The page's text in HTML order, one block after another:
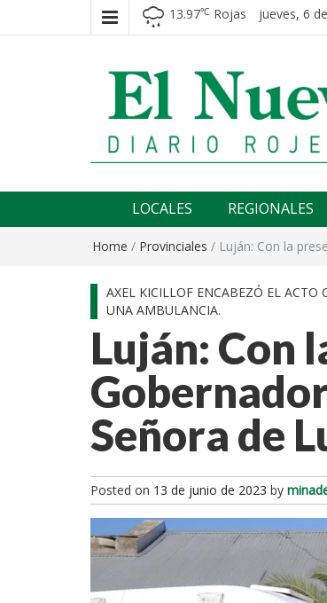
13.97℃ Rojas jueves, 6
El nuevo
LOCALES REGIONALES
Home / Provinciales / Luján: Con la
AXEL KICILLOF ENCABEZÓ EL
UNA AMBULANCIA.
Luján: Con
Señora de
Posted on 13 de junio de 2023 by